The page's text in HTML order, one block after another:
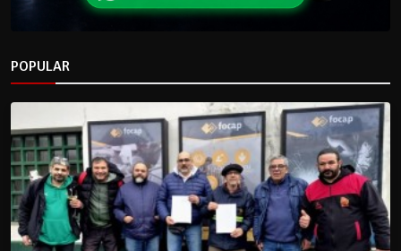
POPULAR